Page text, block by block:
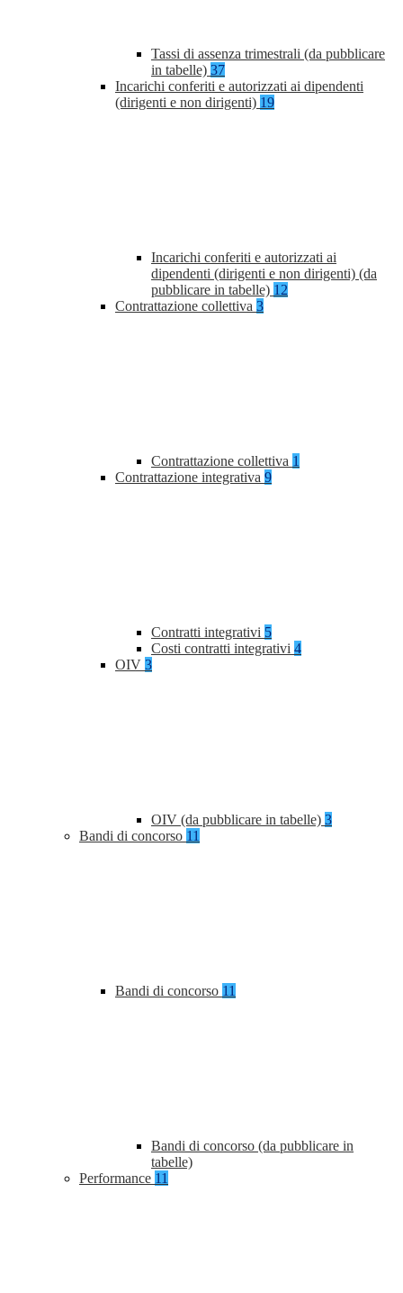
Tassi di assenza trimestrali (da pubblicare
in tabelle) 37
Incarichi conferiti e autorizzati ai dipendenti
(dirigenti e non dirigenti) 19
Incarichi conferiti e autorizzati ai
dipendenti (dirigenti e non dirigenti) (da
pubblicare in tabelle) 12
Contrattazione collettiva 3
Contrattazione collettiva 1
Contrattazione integrativa 9
Contratti integrativi 5
Costi contratti integrativi 4
OIV 3
OIV (da pubblicare in tabelle) 3
Bandi di concorso 11
Bandi di concorso 11
Bandi di concorso (da pubblicare in
tabelle)
Performance 11